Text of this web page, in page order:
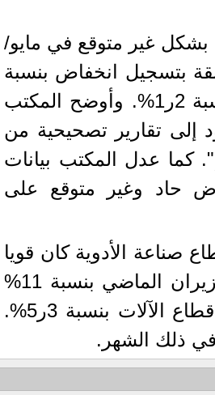
بشكل غير متوقع في مايو/
بتسجيل انخفاض بنسبة
1ر0% بعد تقرير سابق أشار إلى زيادة بنسبة 2ر1%. وأوضح المكتب
إلى تقارير تصحيحية من
". كما عدل المكتب بيانات
حاد وغير متوقع على
صناعة الأدوية كان قويا
بشكل خاص، حيث بلغ التراجع في يونيو/حزيران الماضي بنسبة 11%
على أساس شهري. كما تراجع الإنتاج في قطاع الآلات بنسبة 3ر5%.
ذلك الشهر.
في واقعة غريبة، تعطلت سيارة ملك
السويد بعد تحركها لثوانٍ معدودة.